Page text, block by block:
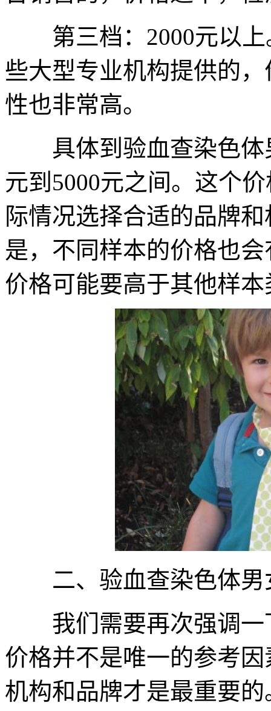
第三档：2000元以上
些大型专业机构提供的
性也非常高。
具体到验血查染色体
元到5000元之间。这个
际情况选择合适的品牌
是，不同样本的价格也
价格可能要高于其他样
二、验血查染色体男
我们需要再次强调一
价格并不是唯一的参考
机构和品牌才是最重要